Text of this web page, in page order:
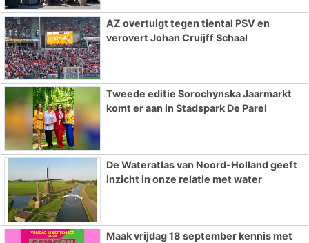
AZ overtuigt tegen tiental PSV en
verovert Johan Cruijff Schaal
Tweede editie Sorochynska Jaarmarkt
komt er aan in Stadspark De Parel
De Wateratlas van Noord-Holland geeft
inzicht in onze relatie met water
Maak vrijdag 18 september kennis met